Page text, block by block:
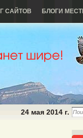
САЙТОВ БЛОГИ
24 мая 2014 г.